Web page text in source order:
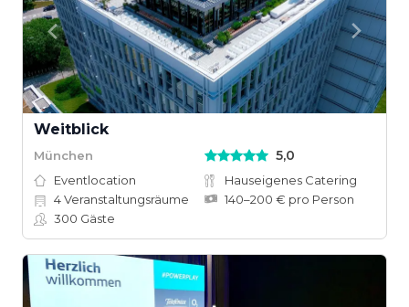
Weitblick
München 5,0
Eventlocation
Hauseigenes Catering
4Veranstaltungsräume
140–200 € pro Person
300 Gäste